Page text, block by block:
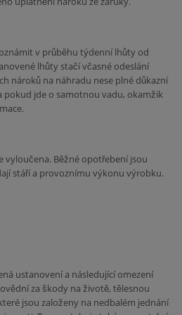
v průběhu týdenní lhůty od
lhůty stačí včasné odeslání
nároků na náhradu nese plné důkazní
pokud jde o samotnou vadu, okamžik
reklamace.
vyloučena. Běžné opotřebení jsou
stáří a provoznímu výkonu výrobku.
ustanovení a následující omezení
za škody na životě, tělesnou
jsou založeny na nedbalém jednání